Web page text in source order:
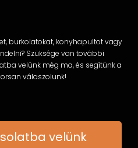
burkolatokat, konyhapultot vagy
Szüksége van további
velünk még ma, és segítünk a
válaszolunk!
velünk